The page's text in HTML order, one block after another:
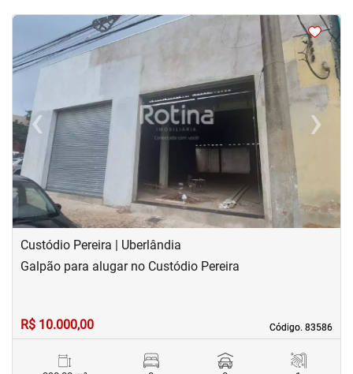
<
‹Previous ›Next
Custódio Pereira | Uberlândia
Código. 83586
Código. 83586
Galpão para alugar no Custódio Pereira
R$ 10.000,00